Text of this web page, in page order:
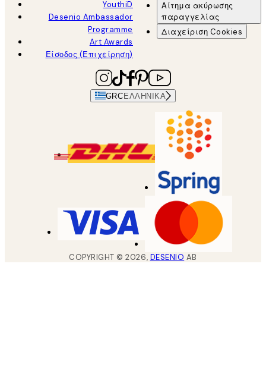
YouthiD
Desenio Ambassador
Programme
Art Awards
Είσοδος (Επιχείρηση)
Αίτημα ακύρωσης
παραγγελίας
Διαχείριση Cookies
GRCΕΛΛΗΝΙΚΆ
COPYRIGHT ©2026, DESENIO AB